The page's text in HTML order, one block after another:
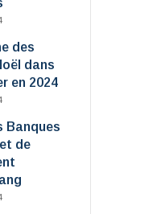
des
dans
en 2024
Banques
de